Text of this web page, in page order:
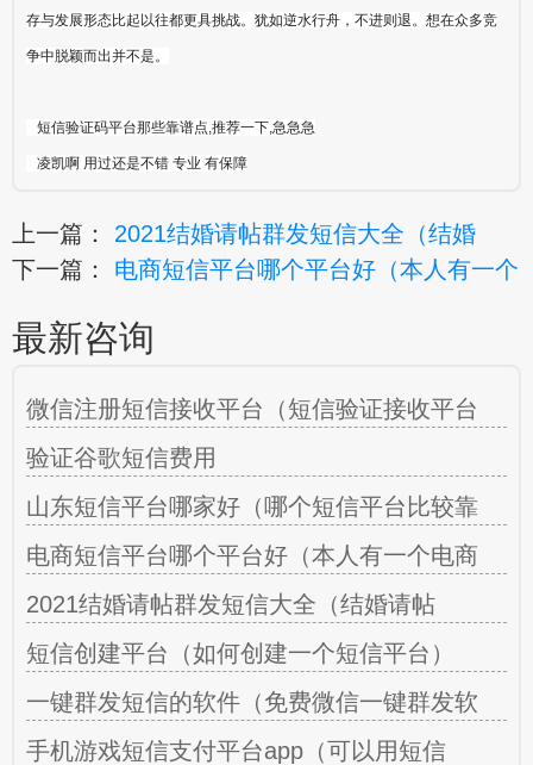
存与发展形态比起以往都更具挑战。犹如逆水行舟，不进则退。想在众多竞
争中脱颖而出并不是。
短信验证码平台那些靠谱点,推荐一下,急急急
凌凯啊 用过还是不错 专业 有保障
上一篇： 2021结婚请帖群发短信大全（结婚
下一篇： 电商短信平台哪个平台好（本人有一个
最新咨询
微信注册短信接收平台（短信验证接收平台
验证谷歌短信费用
山东短信平台哪家好（哪个短信平台比较靠
电商短信平台哪个平台好（本人有一个电商
2021结婚请帖群发短信大全（结婚请帖
短信创建平台（如何创建一个短信平台）
一键群发短信的软件（免费微信一键群发软
手机游戏短信支付平台app（可以用短信